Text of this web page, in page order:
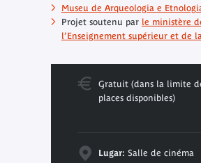
Museu de Arqueologia e
Projet soutenu par le ministère
l’Enseignement supérieur et de
Gratuit (dans la limite
places disponibles)
Lugar: Salle de cinéma